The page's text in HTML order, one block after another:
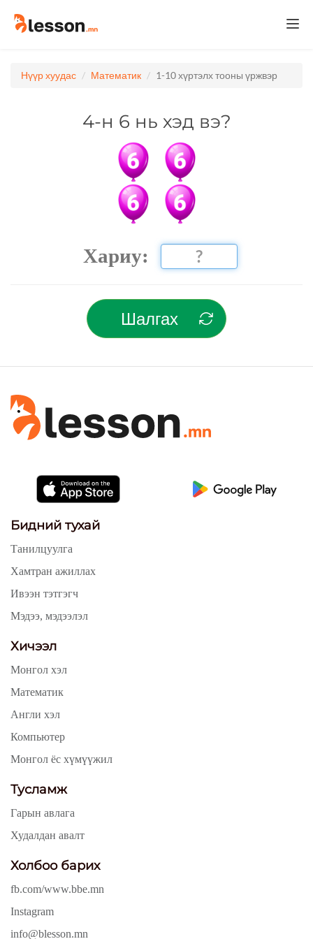
Нүүр хуудас Математик 1-10 хүртэлх тооны үржвэр
4-н 6 нь хэд вэ?
Хариу:
Шалгах
Бидний тухай
Танилцуулга
Хамтран ажиллах
Ивээн тэтгэгч
Мэдээ, мэдээлэл
Хичээл
Монгол хэл
Математик
Англи хэл
Компьютер
Монгол ёс хүмүүжил
Тусламж
Гарын авлага
Худалдан авалт
Холбоо барих
fb.com/www.bbe.mn
Instagram
info@blesson.mn